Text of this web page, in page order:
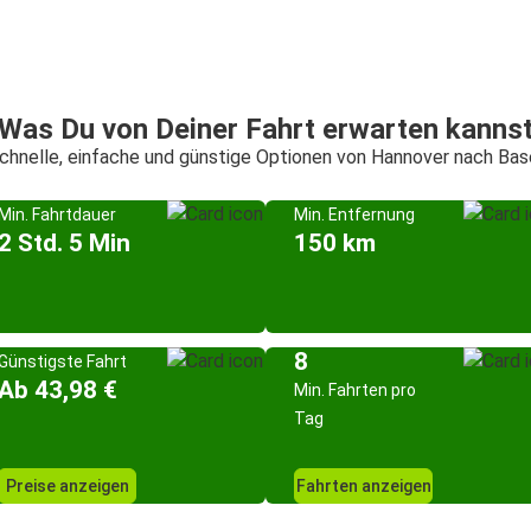
Du von Deiner Fahrt erwarten
einfache und günstige Optionen von Hannover nach
Fahrtdauer
Std. 5 Min
Min. Entfernung
150 km
Fahrt
43,98 €
Preise anzeigen
8
Min. Fahrten pro
Tag
Fahrten anzeigen